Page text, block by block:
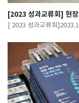
[2023 성과